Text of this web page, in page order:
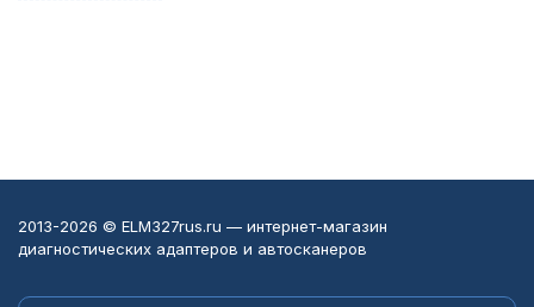
2013-2026 © ELM327rus.ru — интернет-магазин
диагностических адаптеров и автосканеров